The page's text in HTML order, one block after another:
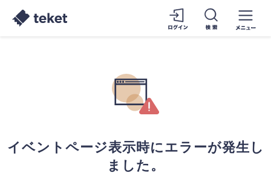
イベントページ表示時にエラーが発生し
ました。